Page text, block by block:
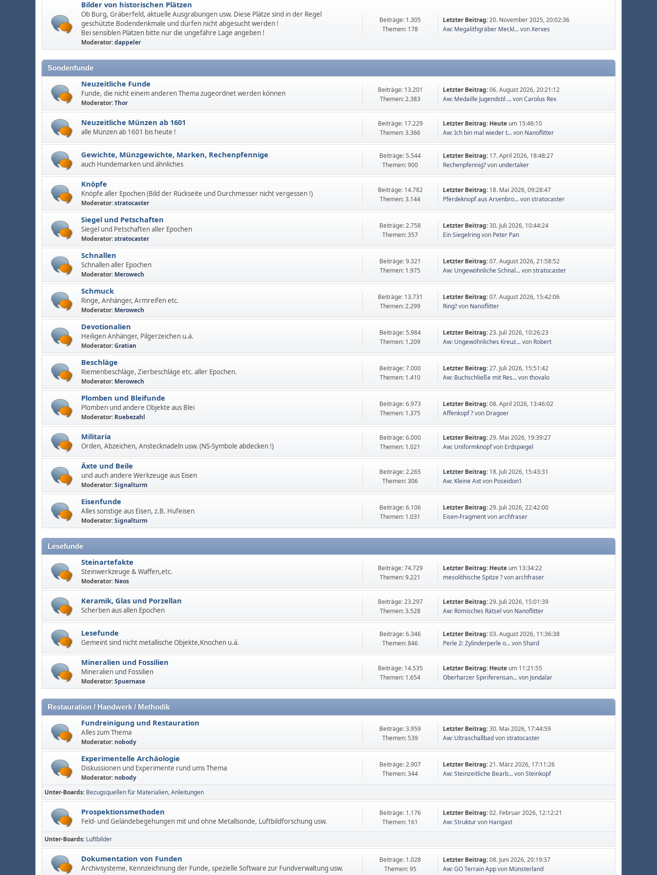
Bilder von historischen Plätzen
Ob Burg, Gräberfeld, aktuelle Ausgrabungen usw. Diese Plätze sind in der Regel
geschützte Bodendenkmale und dürfen nicht abgesucht werden !
Bei sensiblen Plätzen bitte nur die ungefähre Lage angeben !
Moderator:dappeler
Beiträge: 1.305
Themen: 178
Letzter Beitrag:20. November 2025, 20:02:36
Aw: Megalithgräber Meckl...vonXerxes
Sondenfunde
Neuzeitliche Funde
Funde, die nicht einem anderen Thema zugeordnet werden können
Moderator:Thor
Beiträge: 13.201
Themen: 2.383
Letzter Beitrag:06. August 2026, 20:21:12
Aw: Medaille Jugendstil ...vonCarolus Rex
Neuzeitliche Münzen ab 1601
alle Münzen ab 1601 bis heute !
Beiträge: 17.229
Themen: 3.366
Letzter Beitrag: Heute um 15:46:10
Aw: Ich bin mal wieder t...von Nanoflitter
Gewichte, Münzgewichte, Marken, Rechenpfennige
auch Hundemarken und ähnliches
Beiträge: 5.544
Themen: 900
Letzter Beitrag: 17. April 2026, 18:48:27
Rechenpfennig?von undertaker
Knöpfe
Knöpfe aller Epochen (Bild der Rückseite und Durchmesser nicht vergessen !)
Moderator:stratocaster
Beiträge: 14.782
Themen: 3.144
Letzter Beitrag: 18. Mai 2026, 09:28:47
Pferdeknopf aus Arsenbro...vonstratocaster
Siegel und Petschaften
Siegel und Petschaften aller Epochen
Moderator:stratocaster
Beiträge: 2.758
Themen: 357
Letzter Beitrag:30. Juli 2026, 10:44:24
Ein Siegelringvon Peter Pan
Schnallen
Schnallen aller Epochen
Moderator: Merowech
Beiträge: 9.321
Themen: 1.975
Letzter Beitrag:07. August 2026, 21:58:52
Aw: Ungewöhnliche Schnal...vonstratocaster
Schmuck
Ringe, Anhänger, Armreifen etc.
Moderator: Merowech
Beiträge: 13.731
Themen: 2.299
Letzter Beitrag:07. August 2026, 15:42:06
Ring?von Nanoflitter
Devotionalien
Heiligen Anhänger, Pilgerzeichen u.ä.
Moderator:Gratian
Beiträge: 5.984
Themen: 1.209
Letzter Beitrag:23. Juli 2026, 10:26:23
Aw: Ungewöhnliches Kreuz...von Robert
Beschläge
Riemenbeschläge, Zierbeschläge etc. aller Epochen.
Moderator: Merowech
Beiträge: 7.000
Themen: 1.410
Letzter Beitrag:27. Juli 2026, 15:51:42
Aw: Buchschließe mit Res...vonthovalo
Plomben und Bleifunde
Plomben und andere Objekte aus Blei
Moderator: Ruebezahl
Beiträge: 6.973
Themen: 1.375
Letzter Beitrag:08. April 2026, 13:46:02
Affenkopf ?von Dragoer
Militaria
Orden, Abzeichen, Anstecknadeln usw. (NS-Symbole abdecken !)
Beiträge: 6.000
Themen: 1.021
Letzter Beitrag:29. Mai 2026, 19:39:27
Aw: Uniformknopfvon Erdspiegel
Äxte und Beile
und auch andere Werkzeuge aus Eisen
Moderator:Signalturm
Beiträge: 2.265
Themen: 306
Letzter Beitrag: 18. Juli 2026, 15:43:31
Aw: Kleine Axtvon Poseidon1
Eisenfunde
Alles sonstige aus Eisen, z.B. Hufeisen
Moderator:Signalturm
Beiträge: 6.106
Themen: 1.031
Letzter Beitrag:29. Juli 2026, 22:42:00
Eisen-Fragmentvonarchfraser
Lesefunde
Steinartefakte
Steinwerkzeuge & Waffen,etc.
Moderator: Neos
Beiträge: 74.729
Themen: 9.221
Letzter Beitrag: Heute um 13:34:22
mesolithische Spitze ?vonarchfraser
Keramik, Glas und Porzellan
Scherben aus allen Epochen
Beiträge: 23.297
Themen: 3.528
Letzter Beitrag:29. Juli 2026, 15:01:39
Aw: Römisches Rätsel von Nanoflitter
Lesefunde
Gemeint sind nicht metallische Objekte,Knochen u.ä.
Beiträge: 6.346
Themen: 846
Letzter Beitrag:03. August 2026, 11:36:38
Perle 2: Zylinderperle o...vonShard
Mineralien und Fossilien
Mineralien und Fossilien
Moderator:Spuernase
Beiträge: 14.535
Themen: 1.654
Letzter Beitrag: Heute um 11:21:55
Oberharzer Spiriferensan...von Jondalar
Restauration / Handwerk / Methodik
Fundreinigung und Restauration
Alles zum Thema
Moderator: nobody
Beiträge: 3.959
Themen: 539
Letzter Beitrag:30. Mai 2026, 17:44:59
Aw: Ultraschallbadvonstratocaster
Experimentelle Archäologie
Diskussionen und Experimente rund ums Thema
Moderator: nobody
Beiträge: 2.907
Themen: 344
Letzter Beitrag:21. März 2026, 17:11:26
Aw: Steinzeitliche Bearb...vonSteinkopf
Unter-Boards Bezugsquellen für Materialien Anleitungen
Prospektionsmethoden
Feld- und Geländebegehungen mit und ohne Metallsonde, Luftbildforschung usw.
Beiträge: 1.176
Themen: 161
Letzter Beitrag:02. Februar 2026, 12:12:21
Aw: Strukturvon Harigast
Unter-Boards Luftbilder
Dokumentation von Funden
Archivsysteme, Kennzeichnung der Funde, spezielle Software zur Fundverwaltung usw.
Beiträge: 1.028
Themen: 95
Letzter Beitrag:08. Juni 2026, 20:19:37
Aw: GO Terrain Appvon Münsterland